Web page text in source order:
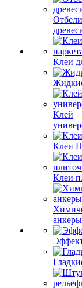
Клеи
Клей
Клеи
Клеи
анкеры